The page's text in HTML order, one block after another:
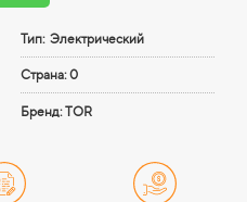
Тип: Электрический
Страна: 0
Бренд: TOR